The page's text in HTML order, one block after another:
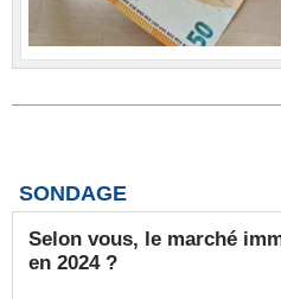
SONDAGE
Selon vous, le marché
en 2024 ?